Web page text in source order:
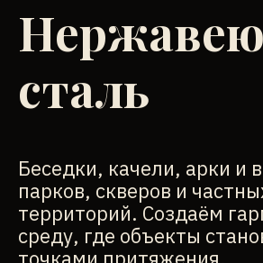
сталь
Беседки, качели, арки и
парков, скверов и
территорий. Создаём
среду, где объекты